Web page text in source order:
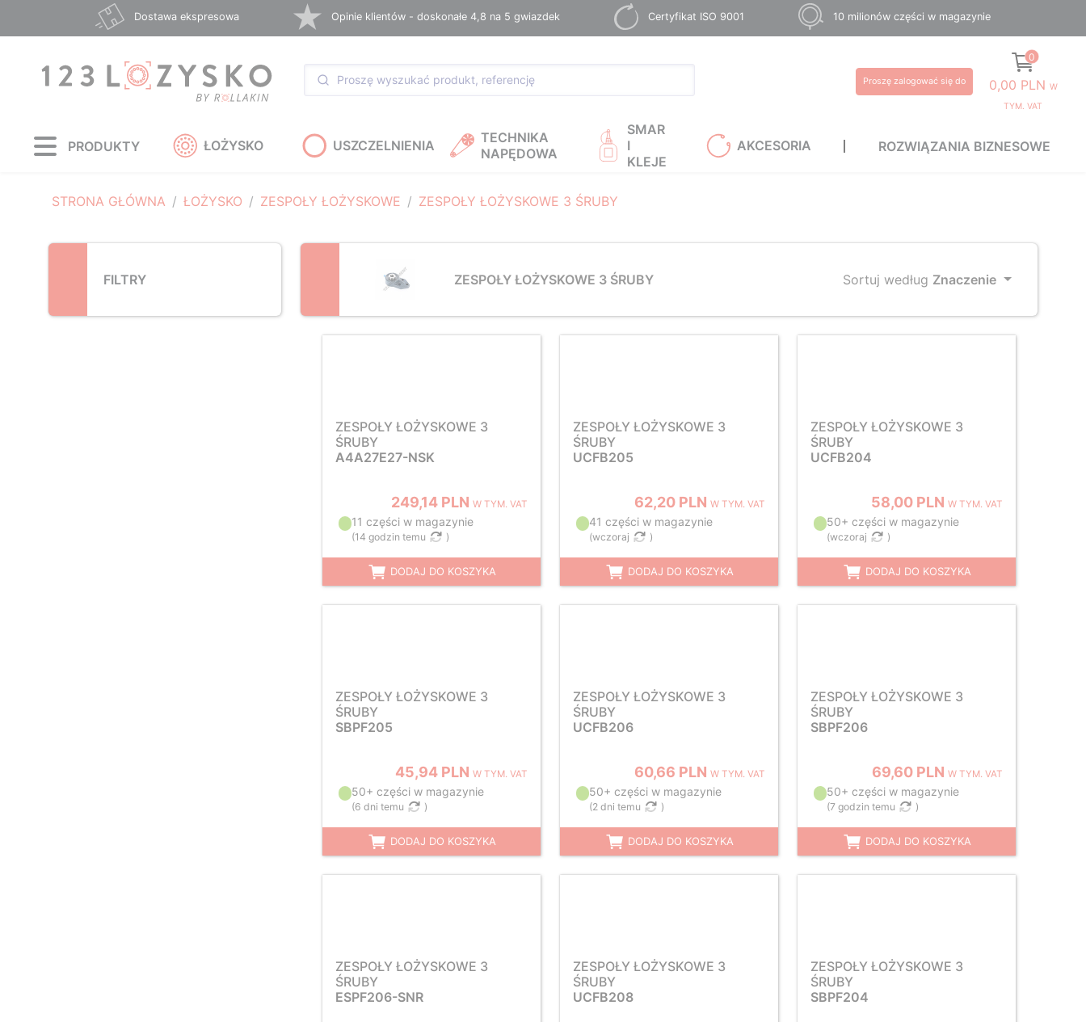
Dostawa ekspresowa Opinie klientów - doskonałe 4,8 na 5 gwiazdek Certyfikat ISO 9001 10 milionów części w magazynie
Proszę zalogować się do
0
0,00 PLN W
TYM. VAT
PRODUKTY ŁOŻYSKO USZCZELNIENIA
TECHNIKA
NAPĘDOWA
SMAR
I
KLEJE
AKCESORIA ROZWIĄZANIA BIZNESOWE
STRONA GŁÓWNA ŁOŻYSKO ZESPOŁY ŁOŻYSKOWE ZESPOŁY ŁOŻYSKOWE 3 ŚRUBY
FILTRY ZESPOŁY ŁOŻYSKOWE 3 ŚRUBY Sortuj według Znaczenie
ZESPOŁY ŁOŻYSKOWE 3
ŚRUBY
A4A27E27-NSK
249,14 PLN W TYM. VAT
11 części w magazynie
(14 godzin temu )
DODAJ DO KOSZYKA
ZESPOŁY ŁOŻYSKOWE 3
ŚRUBY
UCFB205
62,20 PLN W TYM. VAT
41 części w magazynie
(wczoraj )
DODAJ DO KOSZYKA
ZESPOŁY ŁOŻYSKOWE 3
ŚRUBY
UCFB204
58,00 PLN W TYM. VAT
50+ części w magazynie
(wczoraj )
DODAJ DO KOSZYKA
ZESPOŁY ŁOŻYSKOWE 3
ŚRUBY
SBPF205
45,94 PLN W TYM. VAT
50+ części w magazynie
(6 dni temu )
DODAJ DO KOSZYKA
ZESPOŁY ŁOŻYSKOWE 3
ŚRUBY
UCFB206
60,66 PLN W TYM. VAT
50+ części w magazynie
(2 dni temu )
DODAJ DO KOSZYKA
ZESPOŁY ŁOŻYSKOWE 3
ŚRUBY
SBPF206
69,60 PLN W TYM. VAT
50+ części w magazynie
(7 godzin temu )
DODAJ DO KOSZYKA
ZESPOŁY ŁOŻYSKOWE 3
ŚRUBY
ESPF206-SNR
ZESPOŁY ŁOŻYSKOWE 3
ŚRUBY
UCFB208
ZESPOŁY ŁOŻYSKOWE 3
ŚRUBY
SBPF204